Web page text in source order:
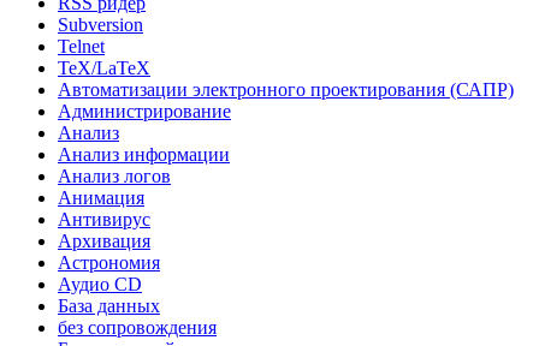
Subversion
Telnet
TeX/LaTeX
Автоматизации электронного проектирования (САПР)
Администрирование
Анализ
Анализ информации
Анализ логов
Анимация
Антивирус
Архивация
Астрономия
Аудио CD
База данных
без сопровождения